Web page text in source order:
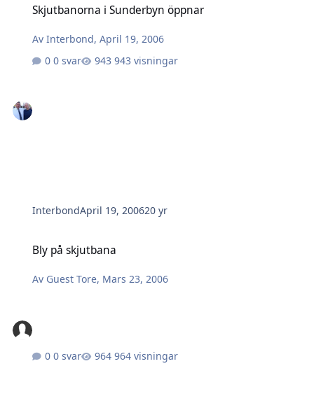
Skjutbanorna i Sunderbyn öppnar
AvInterbond,April 19, 2006
0 svar
943 visningar
InterbondApril 19, 200620 yr
Bly på skjutbana
Av Guest Tore, Mars 23, 2006
0 svar 964 visningar